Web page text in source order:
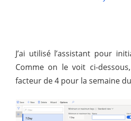
J’ai utilisé l’assistant pour
Comme on le voit ci-
facteur de 4 pour la semaine